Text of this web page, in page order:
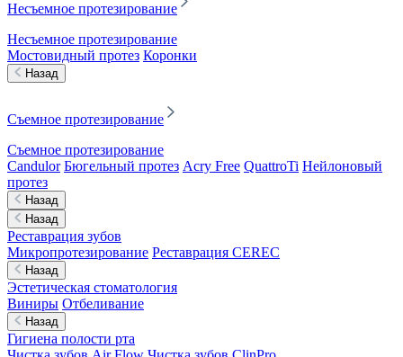
Несъемное протезирование
Несъемное протезирование
Мостовидный протез Коронки
Назад
Съемное протезирование
Съемное протезирование
Candulor Бюгельный протез Acry Free QuattroTi Нейлоновый
протез
Назад
Назад
Реставрация зубов
Микропротезирование Реставрация CEREC
Назад
Эстетическая стоматология
Виниры Отбеливание
Назад
Гигиена полости рта